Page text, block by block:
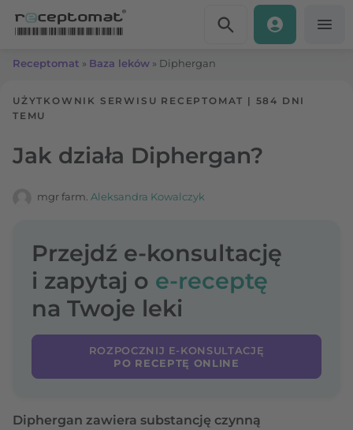
Receptomat » Baza leków » Diphergan
UŻYTKOWNIK SERWISU RECEPTOMAT | 584 DNI
TEMU
Jak działa Diphergan?
mgr farm. Aleksandra Kowalczyk
Przejdź e-konsultację
i zapytaj o e-receptę
na Twoje leki
ROZPOCZNIJ E-KONSULTACJĘ
PO RECEPTĘ ONLINE
Diphergan zawiera substancję czynną